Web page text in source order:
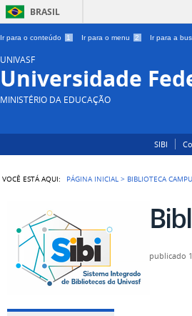
BRASIL
Ir para o conteúdo 1 Ir para o menu 2 Ir para a
UNIVASF
Universidade
MINISTÉRIO DA EDUCAÇÃO
SIBI
VOCÊ ESTÁ AQUI: PÁGINA INICIAL > BIBLIOTECA
publicado